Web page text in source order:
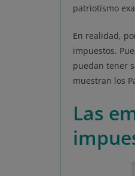
patriotismo
En realidad,
impuestos.
puedan tener
muestran los
Las